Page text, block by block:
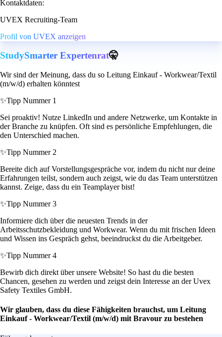
Kontaktdaten:
UVEX Recruiting-Team
Profil von UVEX anzeigen
StudySmarter Expertenrat🤫
Wir sind der Meinung, dass du so Leitung Einkauf - Workwear/Textil
(m/w/d) erhalten könntest
✨Tipp Nummer 1
Sei proaktiv! Nutze LinkedIn und andere Netzwerke, um Kontakte in
der Branche zu knüpfen. Oft sind es persönliche Empfehlungen, die
den Unterschied machen.
✨Tipp Nummer 2
Bereite dich auf Vorstellungsgespräche vor, indem du nicht nur deine
Erfahrungen teilst, sondern auch zeigst, wie du das Team unterstützen
kannst. Zeige, dass du ein Teamplayer bist!
✨Tipp Nummer 3
Informiere dich über die neuesten Trends in der
Arbeitsschutzbekleidung und Workwear. Wenn du mit frischen Ideen
und Wissen ins Gespräch gehst, beeindruckst du die Arbeitgeber.
✨Tipp Nummer 4
Bewirb dich direkt über unsere Website! So hast du die besten
Chancen, gesehen zu werden und zeigst dein Interesse an der Uvex
Safety Textiles GmbH.
Wir glauben, dass du diese Fähigkeiten brauchst, um Leitung
Einkauf - Workwear/Textil (m/w/d) mit Bravour zu bestehen